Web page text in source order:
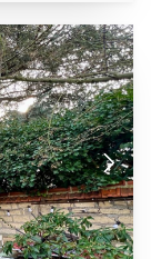
suivante :
sur la
grandes
WC, un
combles
stores
proposé par
209
risques